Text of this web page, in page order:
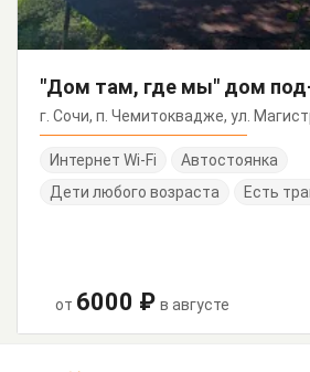
"Дом там, где мы" дом
г. Сочи, п. Чемитоквадже, ул.
Интернет Wi-Fi
Автостоянка
Дети любого возраста
Есть
от 6000 ₽ в августе